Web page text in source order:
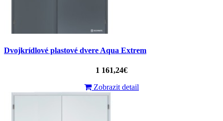
Dvojkrídlové plastové dvere Aqua Extrem
1 161,24€
Zobrazit detail